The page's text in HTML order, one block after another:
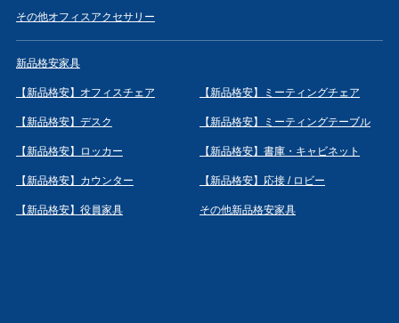
その他オフィスアクセサリー
新品格安家具
【新品格安】オフィスチェア 【新品格安】ミーティングチェア
【新品格安】デスク 【新品格安】ミーティングテーブル
【新品格安】ロッカー 【新品格安】書庫・キャビネット
【新品格安】カウンター 【新品格安】応接 / ロビー
【新品格安】役員家具 その他新品格安家具